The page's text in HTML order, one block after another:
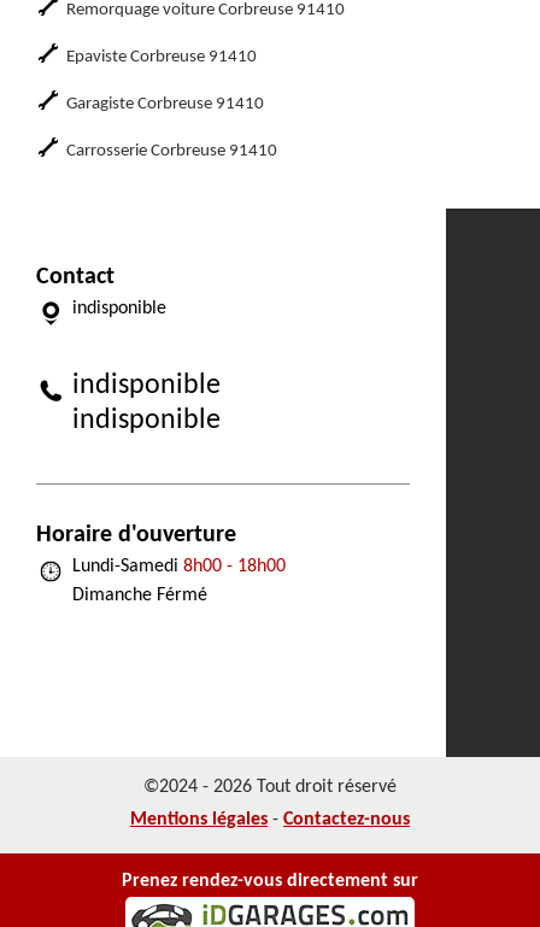
Prenez rendez-vous directement sur
Remorquage voiture Corbreuse 91410
Epaviste Corbreuse 91410
Garagiste Corbreuse 91410
Carrosserie Corbreuse 91410
Contact
indisponible
indisponible
indisponible
Horaire d'ouverture
Lundi-Samedi 8h00 - 18h00
Dimanche Férmé
©2024 - 2026 Tout droit réservé
Mentions légales - Contactez-nous